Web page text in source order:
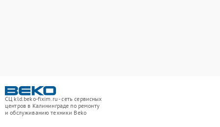
СЦ kld.beko-fixim.ru - сеть сервисных
центров в Калининграде по ремонту
и обслуживанию техники Beko